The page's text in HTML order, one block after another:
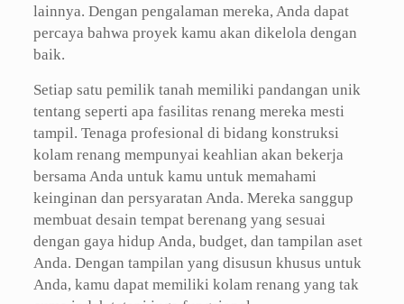
lainnya. Dengan pengalaman mereka, Anda dapat
percaya bahwa proyek kamu akan dikelola dengan
baik.
Setiap satu pemilik tanah memiliki pandangan unik
tentang seperti apa fasilitas renang mereka mesti
tampil. Tenaga profesional di bidang konstruksi
kolam renang mempunyai keahlian akan bekerja
bersama Anda untuk kamu untuk memahami
keinginan dan persyaratan Anda. Mereka sanggup
membuat desain tempat berenang yang sesuai
dengan gaya hidup Anda, budget, dan tampilan aset
Anda. Dengan tampilan yang disusun khusus untuk
Anda, kamu dapat memiliki kolam renang yang tak